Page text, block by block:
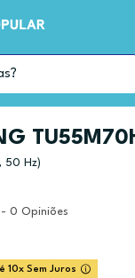
50 Hz)
0 Opiniões
10x Sem Juros